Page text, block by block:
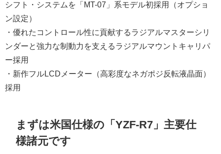
シフト・システムを「MT-07」系モデル初採用（オプショ
ン設定）
・優れたコントロール性に貢献するラジアルマスターシリ
ンダーと強力な制動力を支えるラジアルマウントキャリパ
ー採用
・新作フルLCDメーター（高彩度なネガポジ反転液晶面）
採用
まずは米国仕様の「YZF-R7」主要仕
様諸元です